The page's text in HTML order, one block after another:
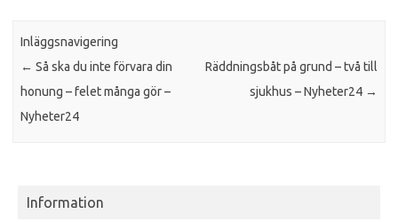
Inläggsnavigering
← Så ska du inte förvara din
honung – felet många gör –
Nyheter24
Räddningsbåt på grund – två till
sjukhus – Nyheter24 →
Information